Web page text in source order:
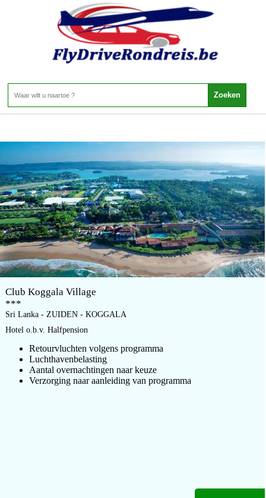
Sri Lanka - ZUIDEN - KOGGALA
Home>Sri Lanka>ZUIDEN>KOGGALA
KOGGALA 3 Aanbiedingen
Club Koggala Village
***
Sri Lanka - ZUIDEN - KOGGALA
Hotel o.b.v. Halfpension
Retourvluchten volgens programma
Luchthavenbelasting
Aantal overnachtingen naar keuze
Verzorging naar aanleiding van programma